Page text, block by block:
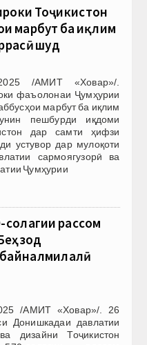
Тоҷикистон
марбут ба иқлим
шуд
/АМИТ «Ховар»/.
фаъолонаи Ҷумҳурии
марбут ба иқлим
пешбурди иқдоми
дар самти ҳифзи
устувор дар мулоқоти
сармоягузорӣ ва
Ҷумҳурии
рассом
/АМИТ «Ховар»/. 26
Донишкадаи давлатии
дизайни Тоҷикистон